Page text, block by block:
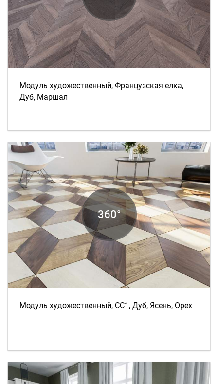
Модуль художественный, Французская елка,
Дуб, Маршал
Модуль художественный, СС1, Дуб, Ясень, Орех